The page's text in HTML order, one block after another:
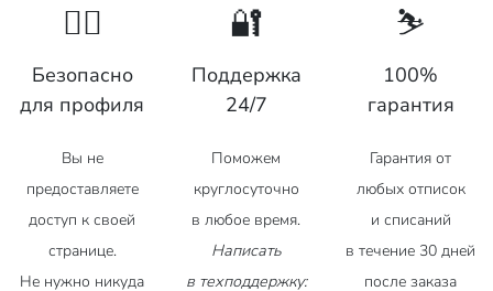
👮‍♂️
Безопасно
для профиля
Вы не
предоставляете
доступ к своей
странице.
Не нужно никуда
🔐
Поддержка
24/7
Поможем
круглосуточно
в любое время.
Написать
в техподдержку:
⛷
100%
гарантия
Гарантия от
любых отписок
и списаний
в течение 30 дней
после заказа